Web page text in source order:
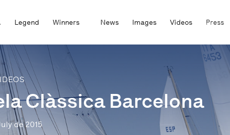
Legend Winners News Images Videos Press
Clàssica Barcelona
de 2015